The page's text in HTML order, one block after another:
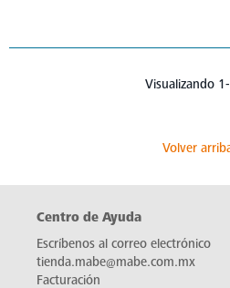
Visualizando
Volver
Centro de Ayuda
Escríbenos al correo electrónico
tienda.mabe@mabe.com.mx
Facturación